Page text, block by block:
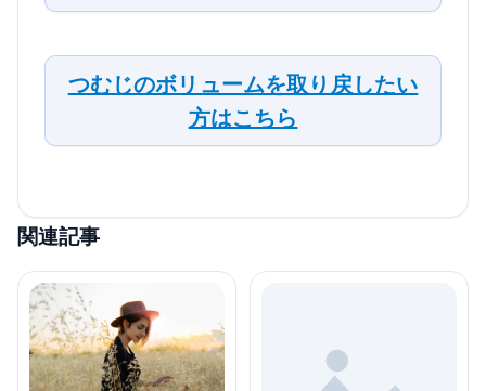
つむじのボリュームを取り戻したい
方はこちら
関連記事